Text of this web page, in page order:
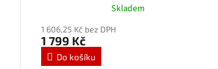
Skladem
1 606,25 Kč bez DPH
1 799 Kč
Do košíku